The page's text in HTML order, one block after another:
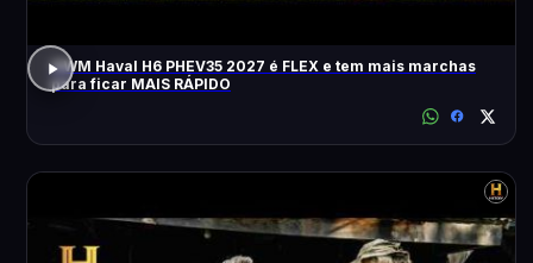
GWM Haval H6 PHEV35 2027 é FLEX e tem mais marchas
para ficar MAIS RÁPIDO